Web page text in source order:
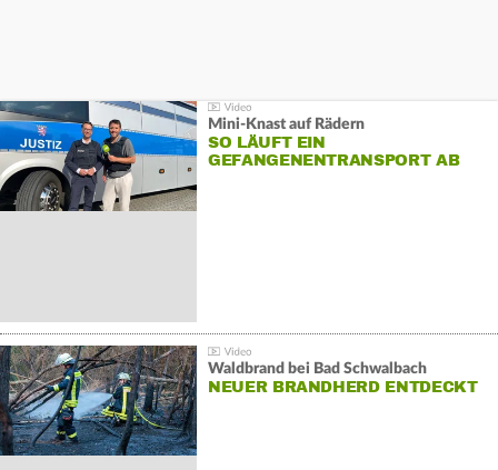
Mini-Knast auf Rädern
SO LÄUFT EIN
GEFANGENENTRANSPORT AB
Waldbrand bei Bad Schwalbach
NEUER BRANDHERD ENTDECKT